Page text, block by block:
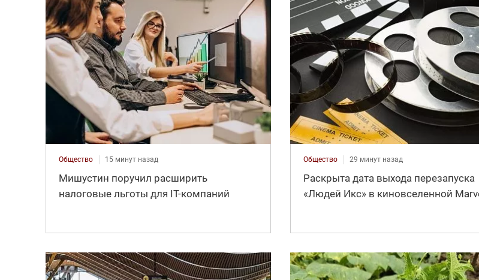
Общество 15 минут назад
Мишустин поручил расширить
налоговые льготы для IT-компаний
Общество 29 минут назад
Раскрыта дата выхода перезапуска
«Людей Икс» в киновселенной